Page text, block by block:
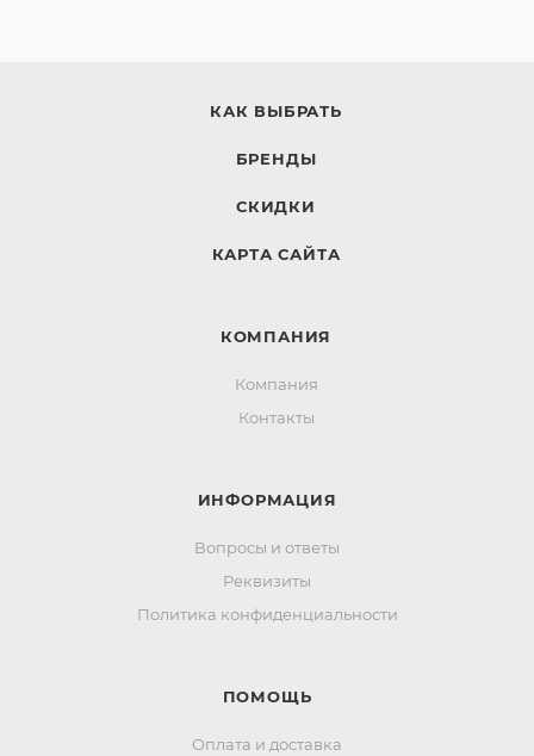
КАК ВЫБРАТЬ
БРЕНДЫ
СКИДКИ
КАРТА САЙТА
КОМПАНИЯ
Компания
Контакты
ИНФОРМАЦИЯ
Вопросы и ответы
Реквизиты
Политика конфиденциальности
ПОМОЩЬ
Оплата и доставка